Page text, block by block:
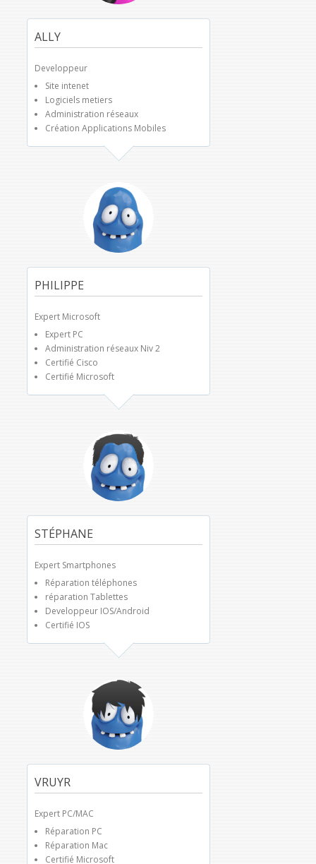
ALLY
Developpeur
Site intenet
Logiciels metiers
Administration réseaux
Création Applications Mobiles
PHILIPPE
Expert Microsoft
Expert PC
Administration réseaux Niv 2
Certifié Cisco
Certifié Microsoft
STÉPHANE
Expert Smartphones
Réparation téléphones
réparation Tablettes
Developpeur IOS/Android
Certifié IOS
VRUYR
Expert PC/MAC
Réparation PC
Réparation Mac
Certifié Microsoft